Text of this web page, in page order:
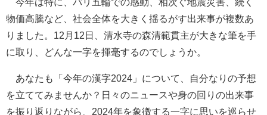
今年は特に、パリ五輪での感動、相次ぐ地震災害、続く
物価高騰など、社会全体を大きく揺るがす出来事が複数あ
りました。12月12日、清水寺の森清範貫主が大きな筆を手
に取り、どんな一字を揮毫するのでしょうか。
あなたも「今年の漢字2024」について、自分なりの予想
を立ててみませんか？日々のニュースや身の回りの出来事
を振り返りながら、2024年を象徴する一字に思いを巡らせ